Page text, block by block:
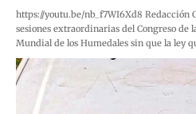
https://youtu.be/nb_f7WI6Xd8 Redacción
sesiones extraordinarias del Congreso de
Mundial de los Humedales sin que la ley